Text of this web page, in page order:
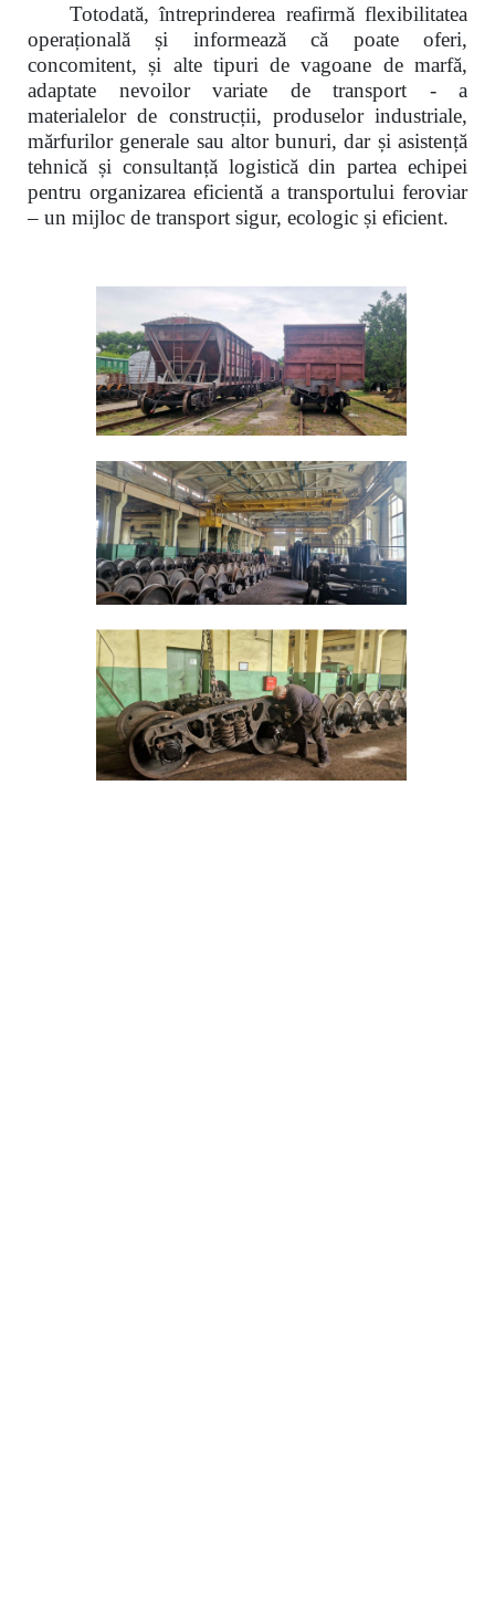
Totodată, întreprinderea reafirmă flexibilitatea
operațională și informează că poate oferi,
concomitent, și alte tipuri de vagoane de marfă,
adaptate nevoilor variate de transport - a
materialelor de construcții, produselor industriale,
mărfurilor generale sau altor bunuri, dar și asistență
tehnică și consultanță logistică din partea echipei
pentru organizarea eficientă a transportului feroviar
– un mijloc de transport sigur, ecologic și eficient.